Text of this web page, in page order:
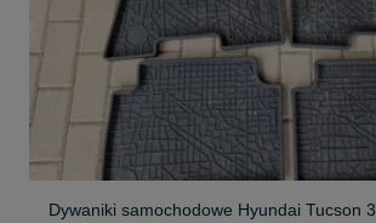
Dywaniki samochodowe Hyundai Tucson 3